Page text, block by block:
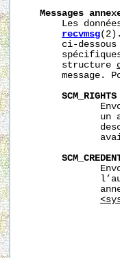
Messages
Les
recvmsg
ci-
       structure
message.
SCM_RIGHTS
un